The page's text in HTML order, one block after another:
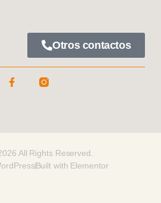
Otros contactos
All Rights Reserved.
Built with Elementor